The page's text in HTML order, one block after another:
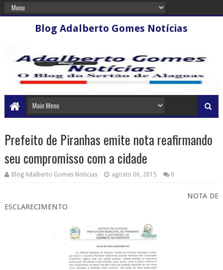
Blog Adalberto Gomes Notícias
Prefeito de Piranhas emite nota reafirmando
seu compromisso com a cidade
Blog Adalberto Gomes Noticias agosto 06, 2015 0
NOTA DE
ESCLARECIMENTO